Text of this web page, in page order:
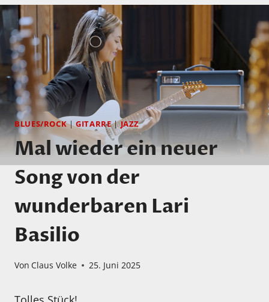
BLUES/ROCK|GITARRE|JAZZ
Mal wieder ein neuer
Song von der
wunderbaren Lari
Basilio
Von Claus Volke 25. Juni 2025